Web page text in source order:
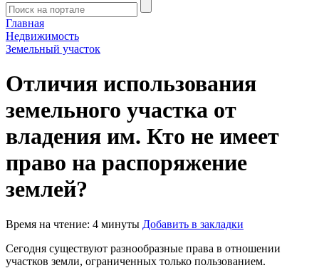
Главная
Недвижимость
Земельный участок
Отличия использования
земельного участка от
владения им. Кто не имеет
право на распоряжение
землей?
Время на чтение: 4 минуты Добавить в закладки
Сегодня существуют разнообразные права в отношении
участков земли, ограниченных только пользованием.